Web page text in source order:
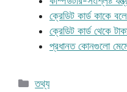
ক্রেডিট কার্ড কাকে
ক্রেডিট কার্ড থেকে
প্রধানত কোনগুলো
Categories
তথ্য